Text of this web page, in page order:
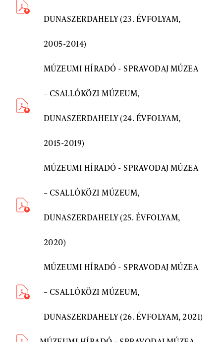
DUNASZERDAHELY (23. ÉVFOLYAM,
2005-2014)
MÚZEUMI HÍRADÓ - SPRAVODAJ MÚZEA
– CSALLÓKÖZI MÚZEUM,
DUNASZERDAHELY (24. ÉVFOLYAM,
2015-2019)
MÚZEUMI HÍRADÓ - SPRAVODAJ MÚZEA
– CSALLÓKÖZI MÚZEUM,
DUNASZERDAHELY (25. ÉVFOLYAM,
2020)
MÚZEUMI HÍRADÓ - SPRAVODAJ MÚZEA
– CSALLÓKÖZI MÚZEUM,
DUNASZERDAHELY (26. ÉVFOLYAM, 2021)